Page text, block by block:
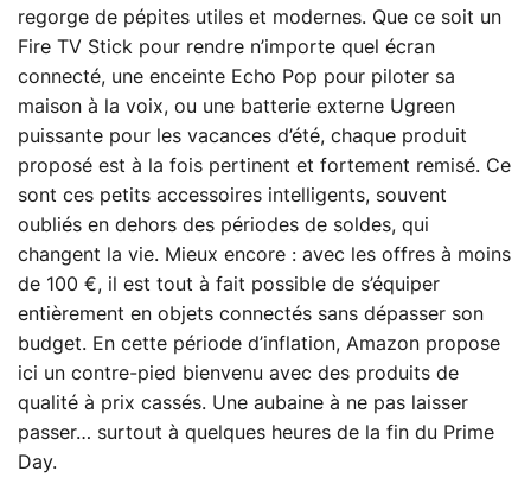
regorge de pépites utiles et modernes. Que ce soit un
Fire TV Stick pour rendre n’importe quel écran
connecté, une enceinte Echo Pop pour piloter sa
maison à la voix, ou une batterie externe Ugreen
puissante pour les vacances d’été, chaque produit
proposé est à la fois pertinent et fortement remisé. Ce
sont ces petits accessoires intelligents, souvent
oubliés en dehors des périodes de soldes, qui
changent la vie. Mieux encore : avec les offres à moins
de 100 €, il est tout à fait possible de s’équiper
entièrement en objets connectés sans dépasser son
budget. En cette période d’inflation, Amazon propose
ici un contre-pied bienvenu avec des produits de
qualité à prix cassés. Une aubaine à ne pas laisser
passer… surtout à quelques heures de la fin du Prime
Day.